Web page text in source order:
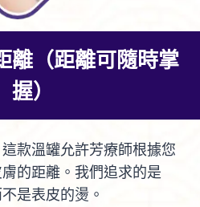
離（距離可隨時掌
握）
款溫罐允許芳療師根據您
的距離。我們追求的是
是表皮的燙。